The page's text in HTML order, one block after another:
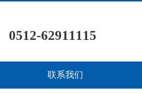
0512-62911115
联系我们